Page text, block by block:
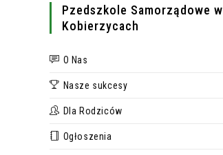
Pzedszkole Samorządowe w
Kobierzycach
O Nas
Nasze sukcesy
Dla Rodziców
Ogłoszenia